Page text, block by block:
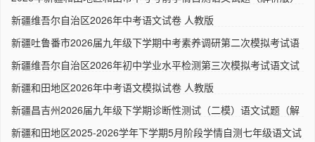
新疆维吾尔自治区2026年中考语文试卷 人教版
新疆吐鲁番市2026届九年级下学期中考素养调研第二次模拟考试语
新疆维吾尔自治区2026年初中学业水平检测第三次模拟考试语文试
新疆和田地区2026年中考语文模拟试卷 人教版
新疆昌吉州2026届九年级下学期诊断性测试（二模）语文试题（解
新疆和田地区2025-2026学年下学期5月阶段学情自测七年级语文试